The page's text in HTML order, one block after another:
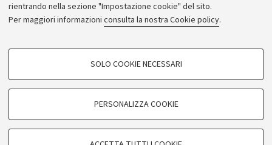
rientrando nella sezione "Impostazione cookie" del sito.
Per maggiori informazioni consulta la nostra Cookie policy.
COOKIE DI PROFILAZIONE - FACOLTATIVI
COOKIE TECNICI - NECESSARI
SOLO COOKIE NECESSARI
PERSONALIZZA COOKIE
Rassegna stampa
© Copyright 2026 - ALMA MATER STUDIORUM - Università di
Bologna - Via Zamboni, 33 - 40126 Bologna - PI: 01131710376 -
CF: 80007010376